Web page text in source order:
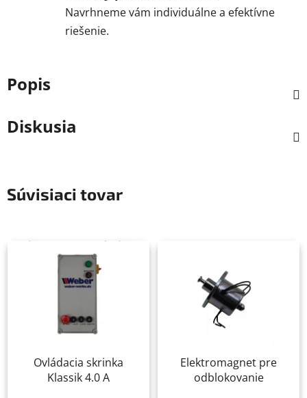
Navrhneme vám individuálne a efektívne
riešenie.
Popis
Diskusia
Súvisiaci tovar
Ovládacia skrinka
Klassik 4.0 A
Elektromagnet pre
odblokovanie